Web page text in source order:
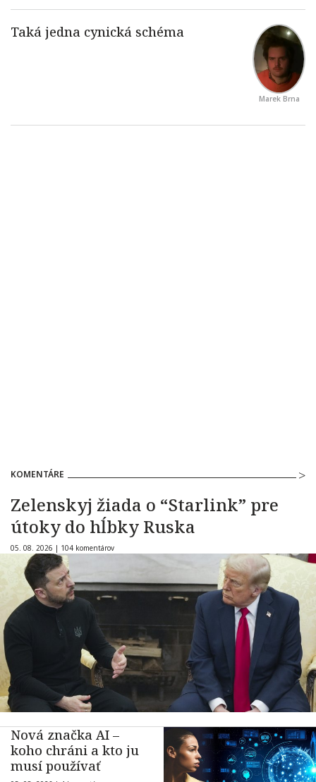
Marek Brna
KOMENTÁRE
Zelenskyj žiada o “Starlink” pre
útoky do hĺbky Ruska
05. 08. 2026 | 104 komentárov
Nová značka AI –
koho chráni a kto ju
musí používať